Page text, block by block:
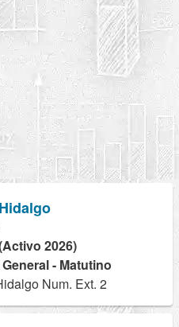
2026)
- Matutino
Num. Ext. 2